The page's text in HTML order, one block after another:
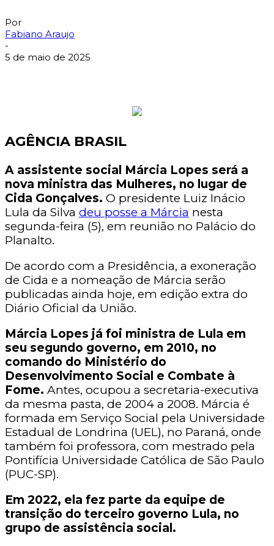
Por
Fabiano Araujo
-
5 de maio de 2025
AGÊNCIA BRASIL
A assistente social Márcia Lopes será a
nova ministra das Mulheres, no lugar de
Cida Gonçalves. O presidente Luiz Inácio
Lula da Silva deu posse a Márcia nesta
segunda-feira (5), em reunião no Palácio do
Planalto.
De acordo com a Presidência, a exoneração
de Cida e a nomeação de Márcia serão
publicadas ainda hoje, em edição extra do
Diário Oficial da União.
Márcia Lopes já foi ministra de Lula em
seu segundo governo, em 2010, no
comando do Ministério do
Desenvolvimento Social e Combate à
Fome. Antes, ocupou a secretaria-executiva
da mesma pasta, de 2004 a 2008. Márcia é
formada em Serviço Social pela Universidade
Estadual de Londrina (UEL), no Paraná, onde
também foi professora, com mestrado pela
Pontifícia Universidade Católica de São Paulo
(PUC-SP).
Em 2022, ela fez parte da equipe de
transição do terceiro governo Lula, no
grupo de assistência social.